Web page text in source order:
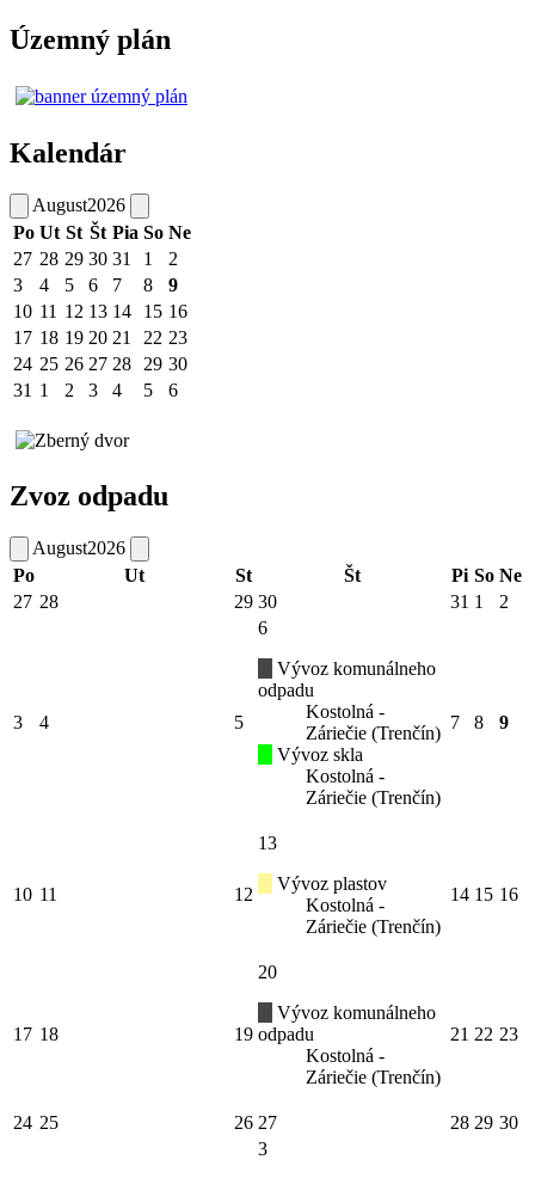
Územný plán
Kalendár
August2026
Po Ut St Št Pia So Ne
27 28 29 30 31 1
2
3
4 5 6 7 8
9
10 11 12 13 14 15 16
17 18 19 20 21 22 23
24 25 26 27 28 29 30
31 1 2 3 4 5 6
Zvoz odpadu
August2026
Po
Ut St Št Pi So Ne
27 28 29 30 31 1 2
3 4 5
6
Vývoz komunálneho
odpadu
Kostolná -
Záriečie (Trenčín)
Vývoz skla
Kostolná -
Záriečie (Trenčín)
7 8 9
10 11 12
13
Vývoz plastov
Kostolná -
Záriečie (Trenčín)
14 15 16
17 18 19
20
Vývoz komunálneho
odpadu
Kostolná -
Záriečie (Trenčín)
21 22 23
24 25 26 27 28 29 30
3